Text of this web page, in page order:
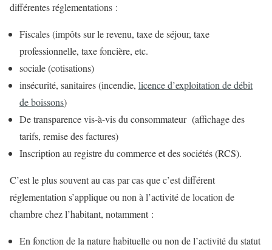
différentes réglementations :
Fiscales (impôts sur le revenu, taxe de séjour, taxe
professionnelle, taxe foncière, etc.
sociale (cotisations)
insécurité, sanitaires (incendie, licence d’exploitation de débit
de boissons)
De transparence vis-à-vis du consommateur (affichage des
tarifs, remise des factures)
Inscription au registre du commerce et des sociétés (RCS).
C’est le plus souvent au cas par cas que c’est différent
réglementation s’applique ou non à l’activité de location de
chambre chez l’habitant, notamment :
En fonction de la nature habituelle ou non de l’activité du statut